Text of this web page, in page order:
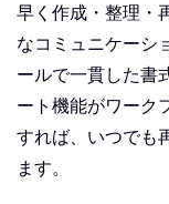
早く作成・整理・
なコミュニケーシ
ールで一貫した書
ート機能がワーク
すれば、いつでも
ます。